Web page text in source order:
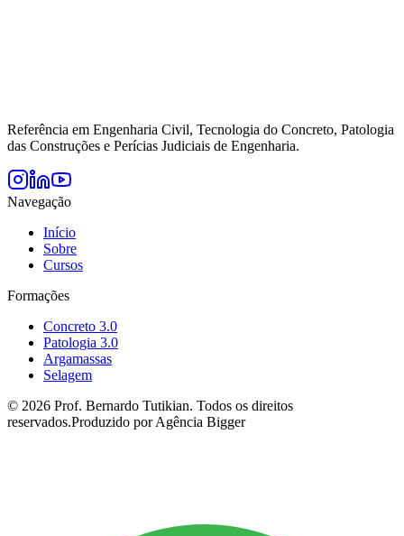
Referência em Engenharia Civil, Tecnologia do Concreto, Patologia
das Construções e Perícias Judiciais de Engenharia.
Navegação
Início
Sobre
Cursos
Formações
Concreto 3.0
Patologia 3.0
Argamassas
Selagem
© 2026 Prof. Bernardo Tutikian. Todos os direitos
reservados.Produzido por Agência Bigger